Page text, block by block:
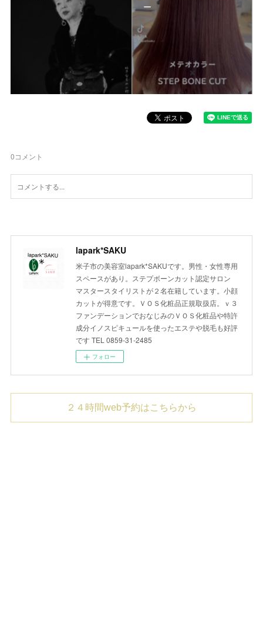
ー
0コメント
lapark*SAKU
米子市の美容室lapark*SAKUです。男性・女性専用
スペースがあり。ステプボーンカット認定サロン
マスタースタイリストが２名在籍しています。小顔
カットが得意です。ＶＯＳ化粧品正規取扱店。ｖ３
ファンデーションでおなじみのＶＯＳ化粧品や特許
成分イノスピキュールを使ったエステや脱毛も好評
です TEL 0859-31-2485
フォロー
２４時間web予約はこちらから